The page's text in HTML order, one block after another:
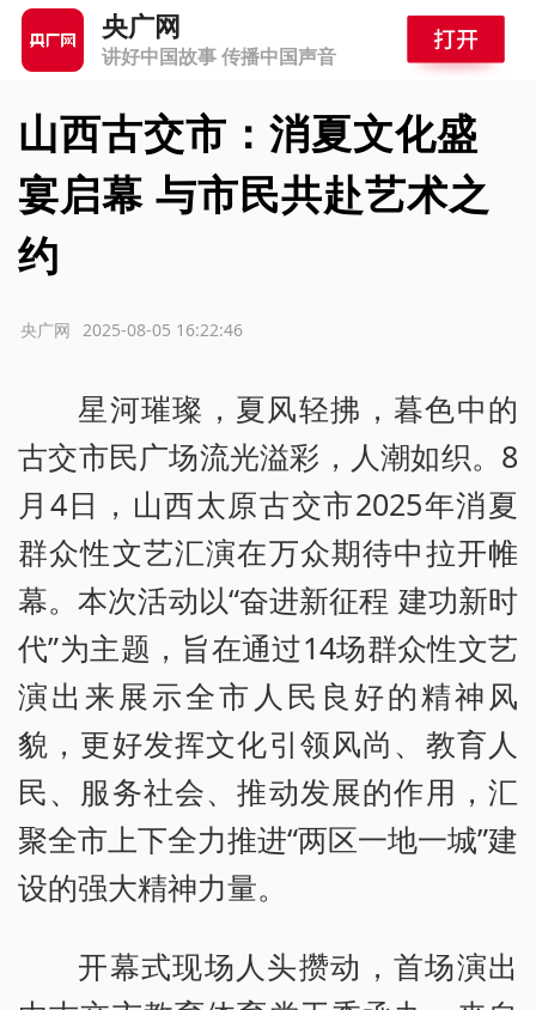
央广网
讲好中国故事 传播中国声音
山西古交市：消夏文化盛
宴启幕 与市民共赴艺术之
约
2025-08-05 16:22:46
央广网
星河璀璨，夏风轻拂，暮色中的
古交市民广场流光溢彩，人潮如织。8
月4日，山西太原古交市2025年消夏
群众性文艺汇演在万众期待中拉开帷
幕。本次活动以“奋进新征程 建功新时
代”为主题，旨在通过14场群众性文艺
演出来展示全市人民良好的精神风
貌，更好发挥文化引领风尚、教育人
民、服务社会、推动发展的作用，汇
聚全市上下全力推进“两区一地一城”建
设的强大精神力量。
开幕式现场人头攒动，首场演出